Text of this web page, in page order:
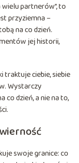
wielu partnerów”, to
przyziemna –
na co dzień.
jej historii,
traktuje ciebie, siebie
Wystarczy
co dzień, a nie na to,
swoje granice: co